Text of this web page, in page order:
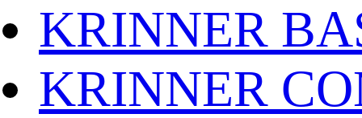
KRINNER
KRINNER